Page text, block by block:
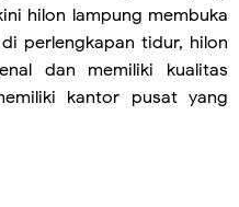
hilon lampung membuka
perlengkapan tidur, hilon
dan memiliki kualitas
kantor pusat yang